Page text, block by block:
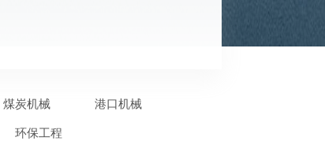
煤炭机械 港口机械
环保工程